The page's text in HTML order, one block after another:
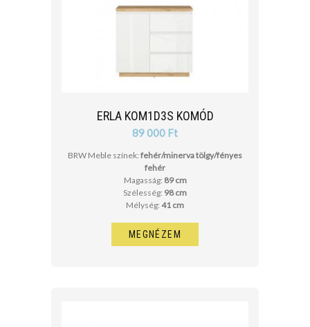
ERLA KOM1D3S KOMÓD
89 000 Ft
BRW Meble színek: fehér/minerva tölgy/fényes
fehér
Magasság: 89 cm
Szélesség: 98 cm
Mélység: 41 cm
MEGNÉZEM